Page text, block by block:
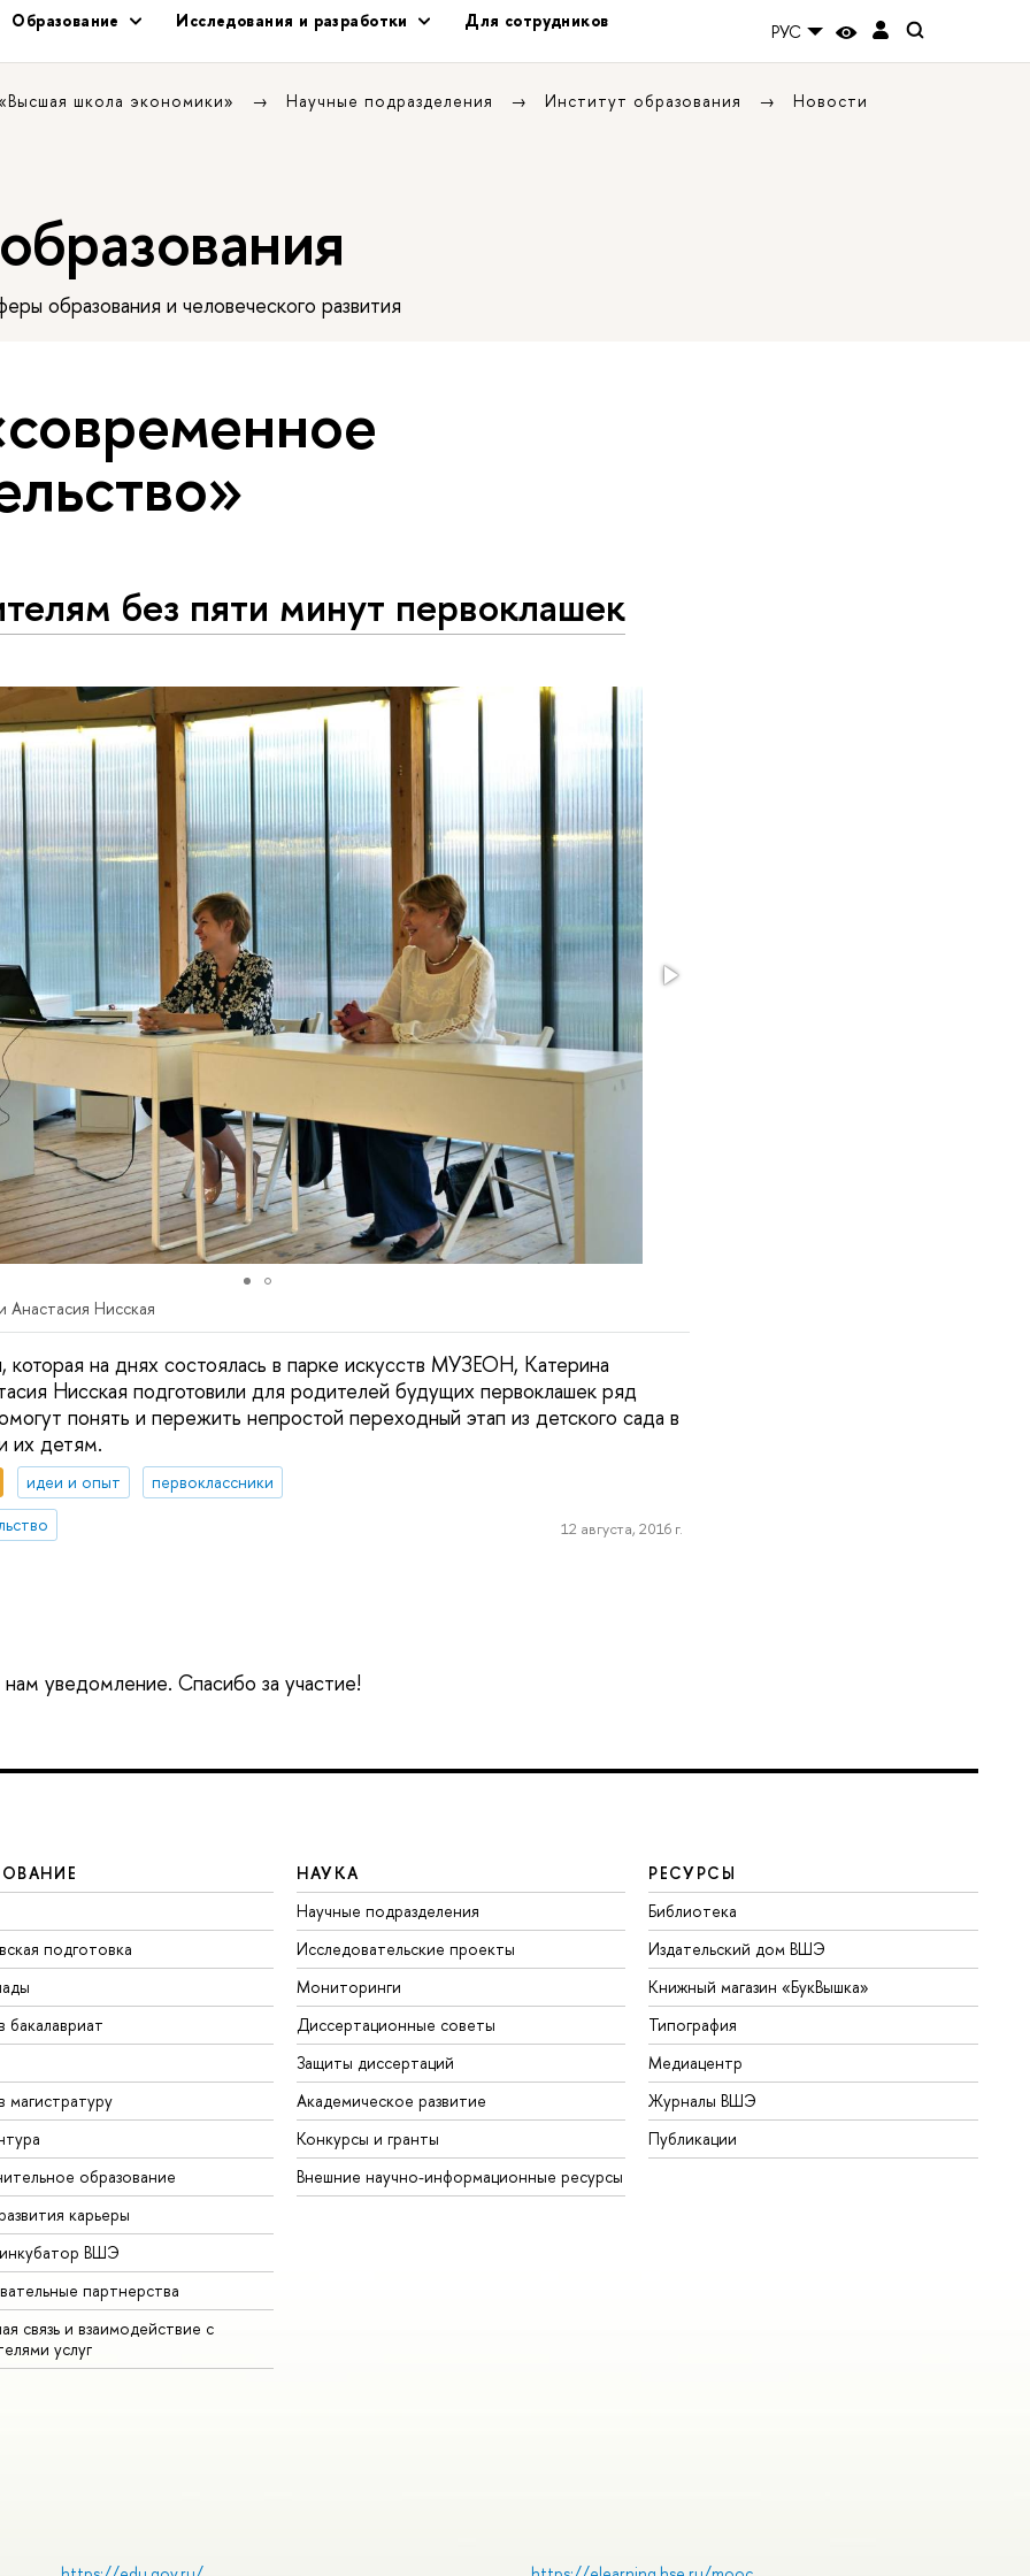
Образование Исследования и разработки Для сотрудников РУС
школа экономики» Научные подразделения Институт образования Новости
образования и человеческого развития
без пяти минут первоклашек
Анастасия Нисская
на днях состоялась в парке искусств МУЗЕОН, Катерина
Нисская подготовили для родителей будущих первоклашек ряд
понять и пережить непростой переходный этап из детского сада в
их детям.
идеи и опыт
первоклассники
12 августа, 2016 г.
уведомление. Спасибо за участие!
подготовка
бакалавриат
магистратуру
образование
карьеры
ВШЭ
партнерства
связь и взаимодействие с
услуг
НАУКА
Научные подразделения
Исследовательские проекты
Мониторинги
Диссертационные советы
Защиты диссертаций
Академическое развитие
Конкурсы и гранты
Внешние научно-информационные ресурсы
РЕСУРСЫ
Библиотека
Издательский дом ВШЭ
Книжный магазин «БукВышка»
Типография
Медиацентр
Журналы ВШЭ
Публикации